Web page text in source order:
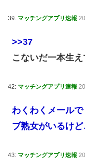
39: マッチングアプリ速報
>>37
こないだ一本生え
42: マッチングアプリ速報
わくわくメール
ブ熟女がいるけ
43: マッチングアプリ速報